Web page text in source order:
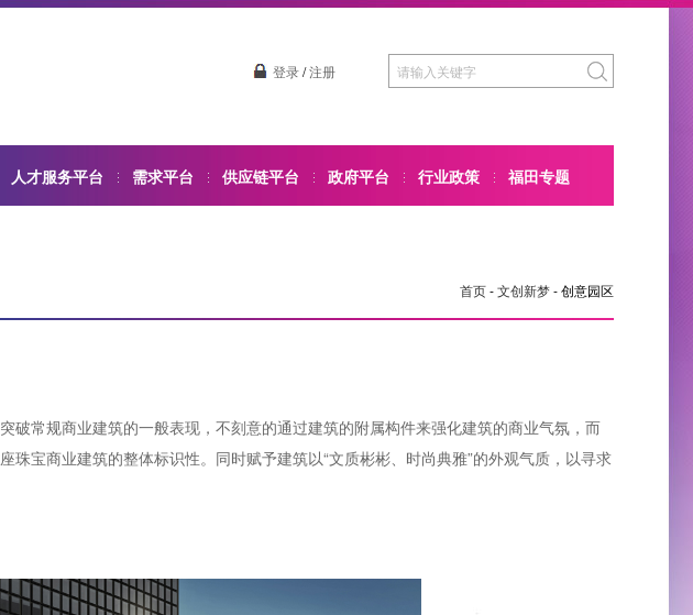
登录/注册
人才服务平台 需求平台 供应链平台 政府平台 行业政策 福田专题
首页-文创新梦-创意园区
破常规商业建筑的一般表现，不刻意的通过建筑的附属构件来强化建筑的商业气氛，而
宝商业建筑的整体标识性。同时赋予建筑以“文质彬彬、时尚典雅”的外观气质，以寻求